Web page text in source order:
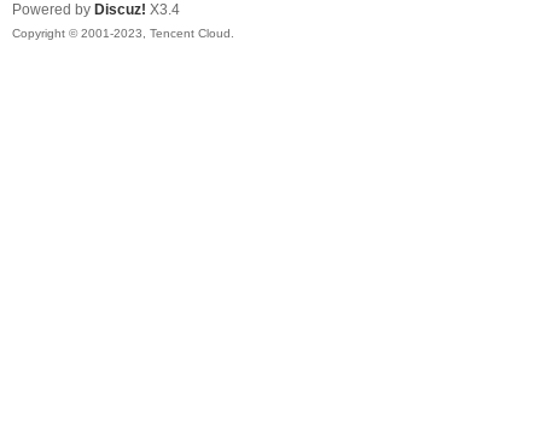
Powered by Discuz! X3.4
Copyright © 2001-2023, Tencent Cloud.